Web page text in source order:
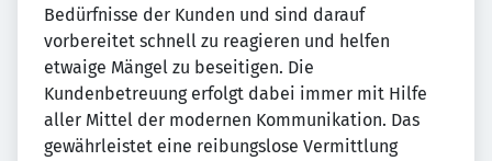
Bedürfnisse der Kunden und sind darauf
vorbereitet schnell zu reagieren und helfen
etwaige Mängel zu beseitigen. Die
Kundenbetreuung erfolgt dabei immer mit Hilfe
aller Mittel der modernen Kommunikation. Das
gewährleistet eine reibungslose Vermittlung